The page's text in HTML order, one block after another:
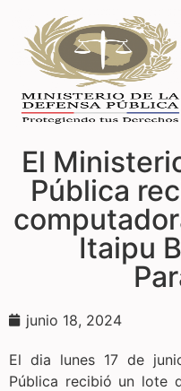
El
Pública
Itaipu
junio 18, 2024
El dia lunes 17 de
Pública recibió un lote